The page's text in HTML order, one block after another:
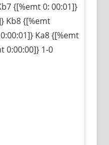
{[%emt 0: 00:01]}
Kb8 {[%emt
Ka8 {[%emt
0:00:00]} 1-0